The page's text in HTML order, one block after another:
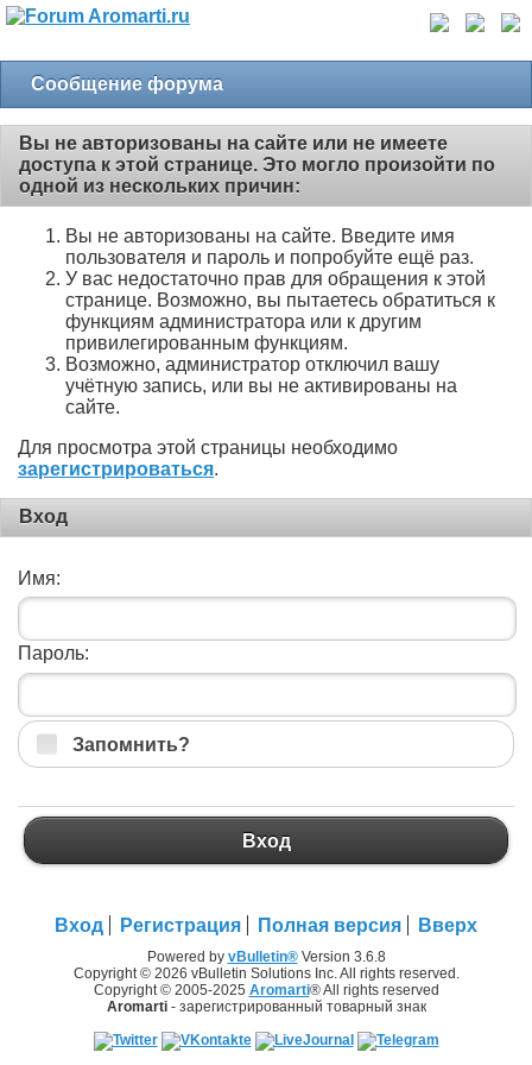
Сообщение форума
Вы не авторизованы на сайте или не имеете
доступа к этой странице. Это могло произойти по
одной из нескольких причин:
Вы не авторизованы на сайте. Введите имя
пользователя и пароль и попробуйте ещё раз.
У вас недостаточно прав для обращения к этой
странице. Возможно, вы пытаетесь обратиться к
функциям администратора или к другим
привилегированным функциям.
Возможно, администратор отключил вашу
учётную запись, или вы не активированы на
сайте.
Для просмотра этой страницы необходимо
зарегистрироваться.
Вход
Имя:
Пароль:
Запомнить?
Вход
Вход Регистрация Полная версия Вверх
Powered by vBulletin®Version 3.6.8
Copyright © 2026 vBulletin Solutions Inc. All rights reserved.
Copyright © 2005-2025 Aromarti® All rights reserved
Aromarti- зарегистрированный товарный знак